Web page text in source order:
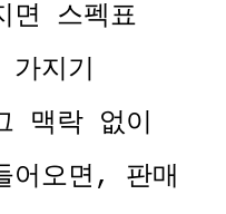
면 스펙표
지기
맥락 없이
어오면, 판매